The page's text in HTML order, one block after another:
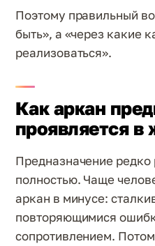
Поэтому правильный
быть», а «через какие
реализоваться».
Как аркан
проявляется в
Предназначение редко
полностью. Чаще
аркан в минусе:
повторяющимися
сопротивлением.